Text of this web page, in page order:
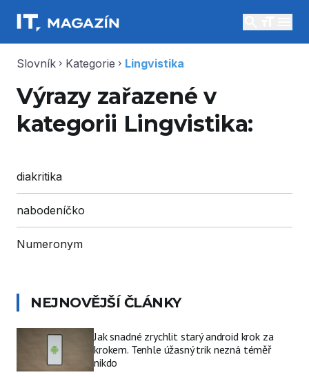
Slovník chevron_right Kategorie chevron_right Lingvistika
Výrazy zařazené v
kategorii Lingvistika:
diakritika
nabodeníčko
Numeronym
NEJNOVĚJŠÍ ČLÁNKY
Jak snadné zrychlit starý android krok za
krokem. Tenhle úžasný trik nezná téměř
nikdo